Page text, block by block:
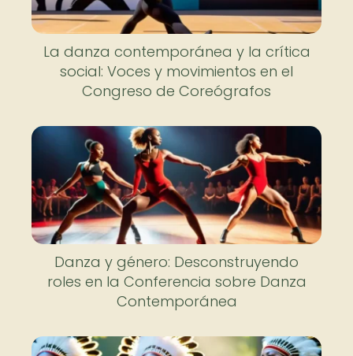
La danza contemporánea y la crítica
social: Voces y movimientos en el
Congreso de Coreógrafos
Danza y género: Desconstruyendo
roles en la Conferencia sobre Danza
Contemporánea